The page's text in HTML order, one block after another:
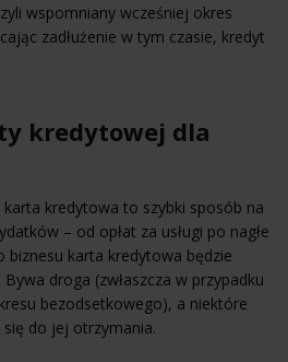
wspomniany wcześniej okres
zadłużenie w tym czasie, kredyt
kredytowej dla
kredytowa to szybki sposób na
– od opłat za usługi po nagłe
biznesu karta kredytowa będzie
droga (zwłaszcza w przypadku
bezodsetkowego), a niektóre
do jej otrzymania.